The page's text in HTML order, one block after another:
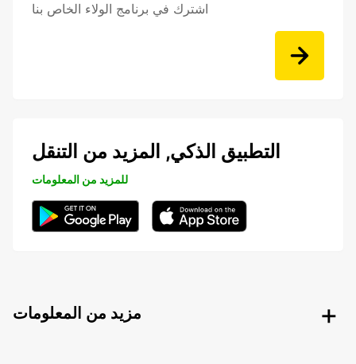
اشترك في برنامج الولاء الخاص بنا
التطبيق الذكي, المزيد من التنقل
للمزيد من المعلومات
مزيد من المعلومات